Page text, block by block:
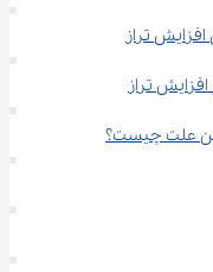
تراز
تراز
علت چیست؟